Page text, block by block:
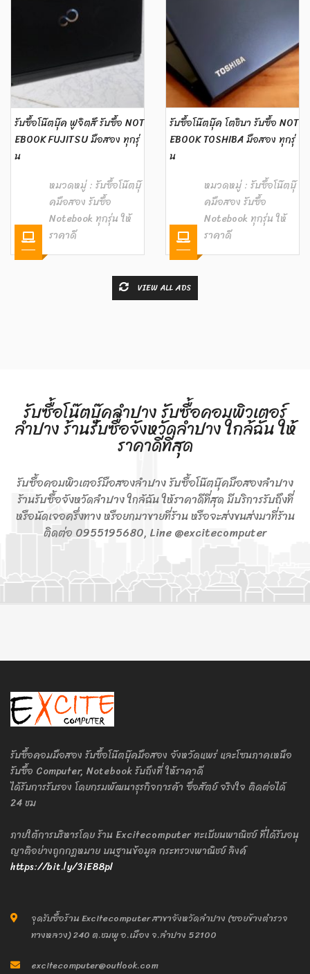
รับซื้อโน๊ตบุ๊ค ฟูจิตสึ รับซื้อ NOT
EBOOK FUJITSU มือสอง ทุกรุ่
น
หมวดหมู่ : รับซื้อโน๊ตบุ๊
คมือสอง รับซื้อ
Notebook ทุกรุ่น ให้
ราคาดี
รับซื้อโน๊ตบุ๊ค โตชิบา รับซื้อ NOT
EBOOK TOSHIBA มือสอง ทุกรุ่
น
หมวดหมู่ : รับซื้อโน๊ตบุ๊
คมือสอง รับซื้อ
Notebook ทุกรุ่น ให้
ราคาดี
VIEW ALL ADS
รับซื้อโน๊ตบุ๊คลำปาง รับซื้อคอมพิวเตอร์
ลำปาง ร้านรับซื้อจังหวัดลำปาง ใกล้ฉัน ให้
ราคาดีที่สุด
รับซื้อคอมพิวเตอร์มือสองลำปาง รับซื้อโน๊ตบุ๊คมือสองลำปาง
ร้านรับซื้อจังหวัดลำปาง ใกล้ฉัน ให้ราคาดีที่สุด มีบริการรับถึงที่
หรือนัดเจอครึ่งทาง หรือยกมาขายที่ร้าน หรือจะส่งขนส่งมาที่ร้าน
ติดต่อ 0955195680, Line @excitecomputer
รับซื้อคอมมือสอง รับซื้อโน๊ตบุ๊คมือสอง จังหวัดแพร่ และโซนภาคเหนือ
รับซื้อ Computer, Notebook รับถึงที่ ให้ราคาดี
ได้รับการรับรอง โดยกรมพัฒนาธุรกิจการค้า ซื่อสัตย์ จริงใจ ติดต่อได้
24 ชม
ภายใต้การบริหารโดย ร้าน Excitecomputer ทะเบียนพาณิชย์ ที่ได้รับอนุ
ญาติอย่างถูกกฎหมาย บนฐานข้อมูล กระทรวงพาณิชย์ ลิงค์
https://bit.ly/3iE88pl
จุดรับซื้อร้าน Excitecomputer สาขาจังหวัดลำปาง (ซอยข้างตำรวจ
ทางหลวง) 240 ต.ชมพู อ.เมือง จ.ลำปาง 52100
excitecomputer@outlook.com